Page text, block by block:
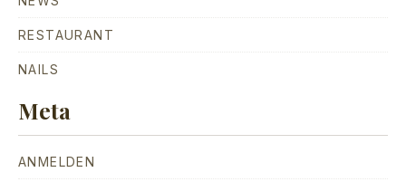
RESTAURANT
NAILS
Meta
ANMELDEN